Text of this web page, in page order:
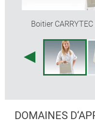
clavier à membrane
en option,
nécessaire)
des pochettes
instruments,
composants à
Boitier
DOMAINES